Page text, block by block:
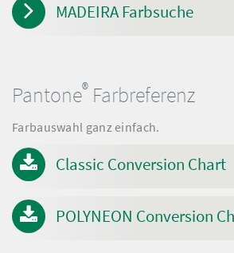
MADEIRA Farbsuche
Pantone® Farbreferenz
Farbauswahl ganz einfach.
Classic Conversion Chart
POLYNEON Conversion